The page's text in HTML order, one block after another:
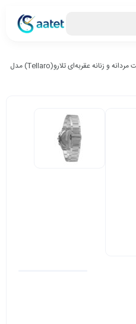
ساعت مچی ست مردانه و زنانه عقربه‌ای تلارو(Tellaro) مدل